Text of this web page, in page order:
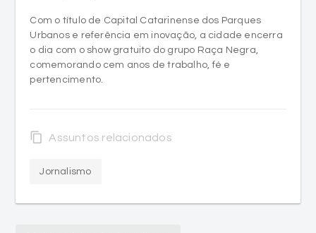
Com o título de Capital Catarinense dos Parques
Urbanos e referência em inovação, a cidade encerra
o dia com o show gratuito do grupo Raça Negra,
comemorando cem anos de trabalho, fé e
pertencimento.
content_copy Assuntos relacionados
Jornalismo